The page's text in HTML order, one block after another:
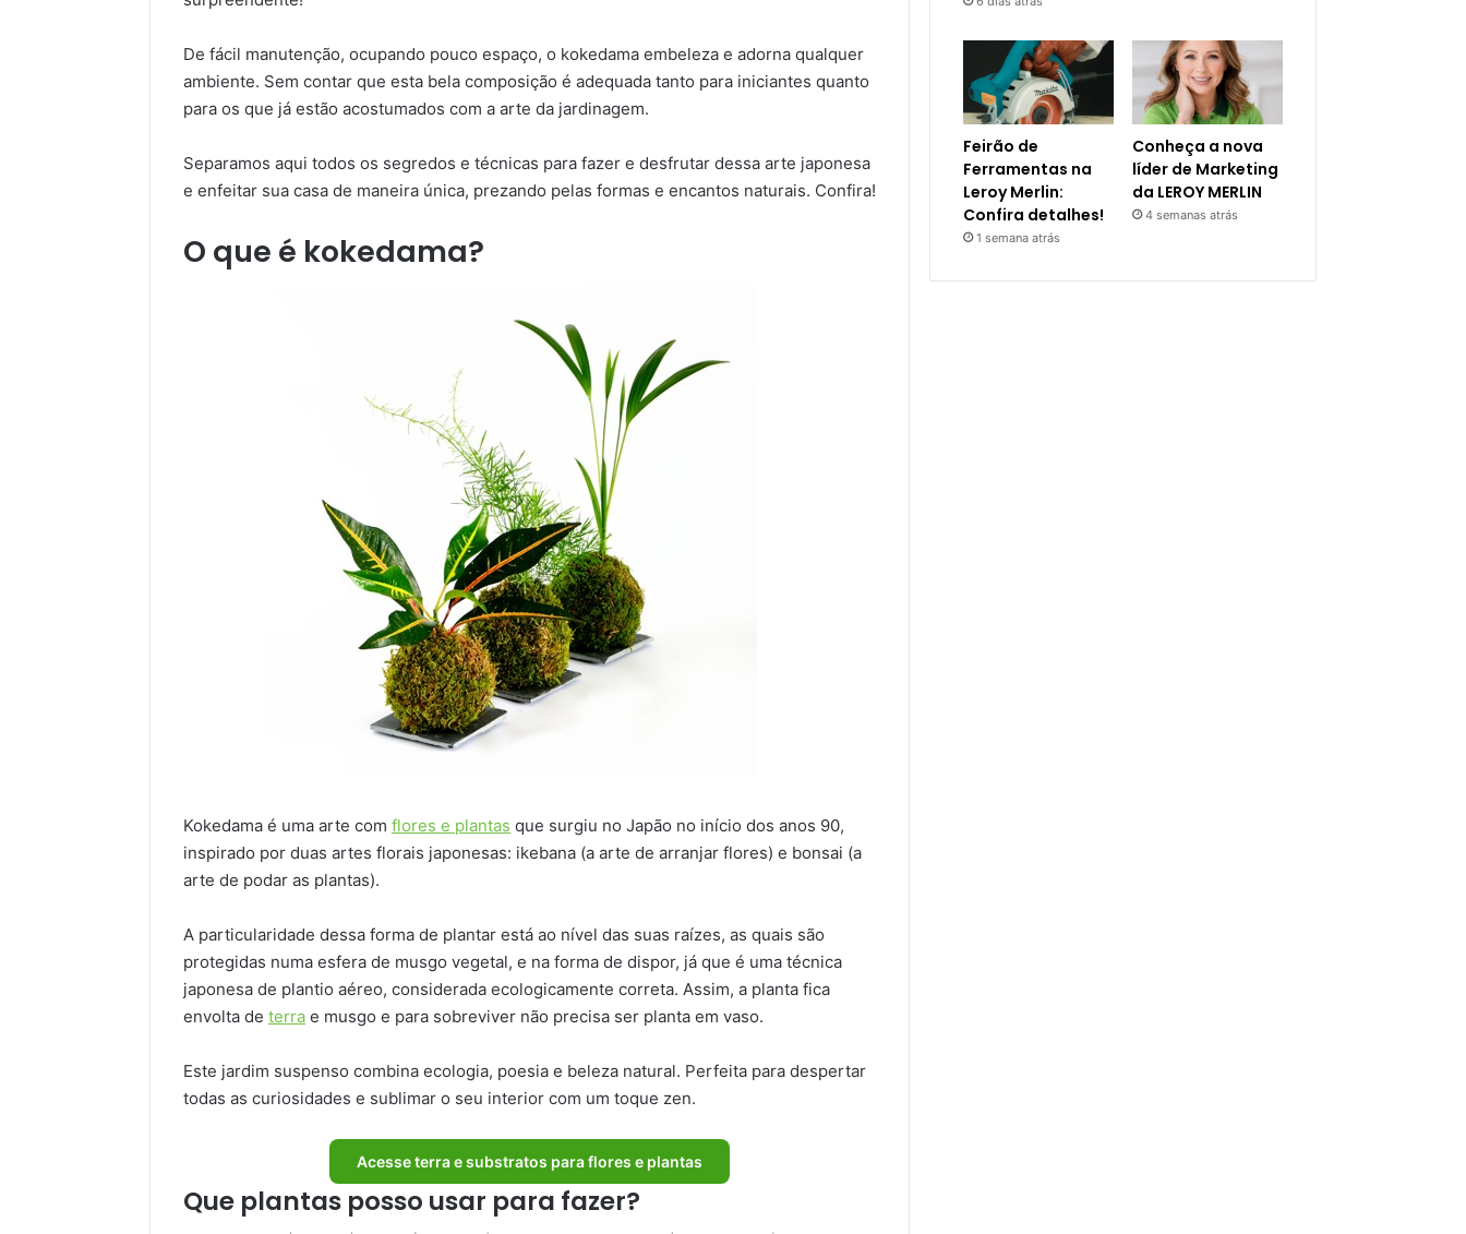
De fácil manutenção, ocupando pouco espaço, o kokedama embeleza e adorna qualquer
ambiente. Sem contar que esta bela composição é adequada tanto para iniciantes quanto
para os que já estão acostumados com a arte da jardinagem.
Separamos aqui todos os segredos e técnicas para fazer e desfrutar dessa arte japonesa
e enfeitar sua casa de maneira única, prezando pelas formas e encantos naturais. Confira!
O que é kokedama?
Kokedama é uma arte com flores e plantas que surgiu no Japão no início dos anos 90,
inspirado por duas artes florais japonesas: ikebana (a arte de arranjar flores) e bonsai (a
arte de podar as plantas).
A particularidade dessa forma de plantar está ao nível das suas raízes, as quais são
protegidas numa esfera de musgo vegetal, e na forma de dispor, já que é uma técnica
japonesa de plantio aéreo, considerada ecologicamente correta. Assim, a planta fica
envolta de terra e musgo e para sobreviver não precisa ser planta em vaso.
Este jardim suspenso combina ecologia, poesia e beleza natural. Perfeita para despertar
todas as curiosidades e sublimar o seu interior com um toque zen.
Acesse terra e substratos para flores e plantas
Que plantas posso usar para fazer?
Feirão de
Ferramentas na
Leroy Merlin:
Confira detalhes!
1 semana atrás
Conheça a nova
líder de Marketing
da LEROY MERLIN
4 semanas atrás